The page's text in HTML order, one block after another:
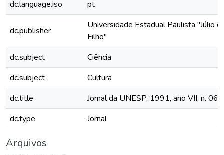
dc.language.iso
pt
dc.publisher
Universidade Estadual Paulista "Júlio
Filho"
dc.subject
Ciência
dc.subject
Cultura
dc.title
Jornal da UNESP, 1991, ano VII, n. 060
dc.type
Jornal
Arquivos